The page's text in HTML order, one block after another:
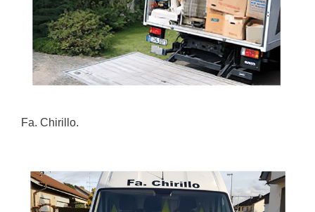
Fa. Chirillo.